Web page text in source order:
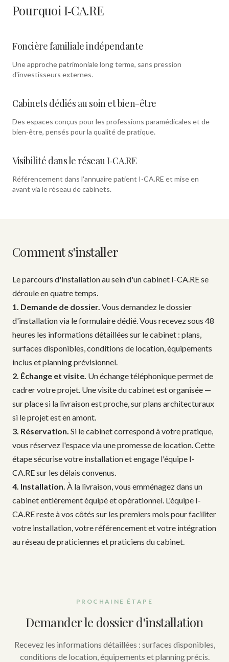
Pourquoi I‑CA.RE
Foncière familiale indépendante
Une approche patrimoniale long terme, sans pression
d'investisseurs externes.
Cabinets dédiés au soin et bien-être
Des espaces conçus pour les professions paramédicales et de
bien-être, pensés pour la qualité de pratique.
Visibilité dans le réseau I‑CA.RE
Référencement dans l'annuaire patient I-CA.RE et mise en
avant via le réseau de cabinets.
Comment s'installer
Le parcours d'installation au sein d'un cabinet I-CA.RE se
déroule en quatre temps.
1. Demande de dossier. Vous demandez le dossier
d'installation via le formulaire dédié. Vous recevez sous 48
heures les informations détaillées sur le cabinet : plans,
surfaces disponibles, conditions de location, équipements
inclus et planning prévisionnel.
2. Échange et visite. Un échange téléphonique permet de
cadrer votre projet. Une visite du cabinet est organisée —
sur place si la livraison est proche, sur plans architecturaux
si le projet est en amont.
3. Réservation. Si le cabinet correspond à votre pratique,
vous réservez l'espace via une promesse de location. Cette
étape sécurise votre installation et engage l'équipe I-
CA.RE sur les délais convenus.
4. Installation. À la livraison, vous emménagez dans un
cabinet entièrement équipé et opérationnel. L'équipe I-
CA.RE reste à vos côtés sur les premiers mois pour faciliter
votre installation, votre référencement et votre intégration
au réseau de praticiennes et praticiens du cabinet.
PROCHAINE ÉTAPE
Demander le dossier d'installation
Recevez les informations détaillées : surfaces disponibles,
conditions de location, équipements et planning précis.